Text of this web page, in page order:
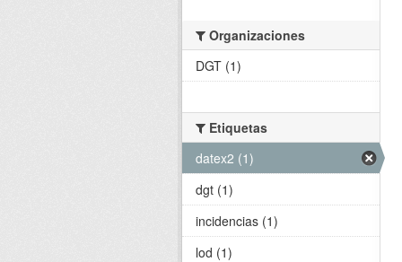
Organizaciones
DGT (1)
Etiquetas
datex2 (1)
dgt (1)
incidencias (1)
lod (1)